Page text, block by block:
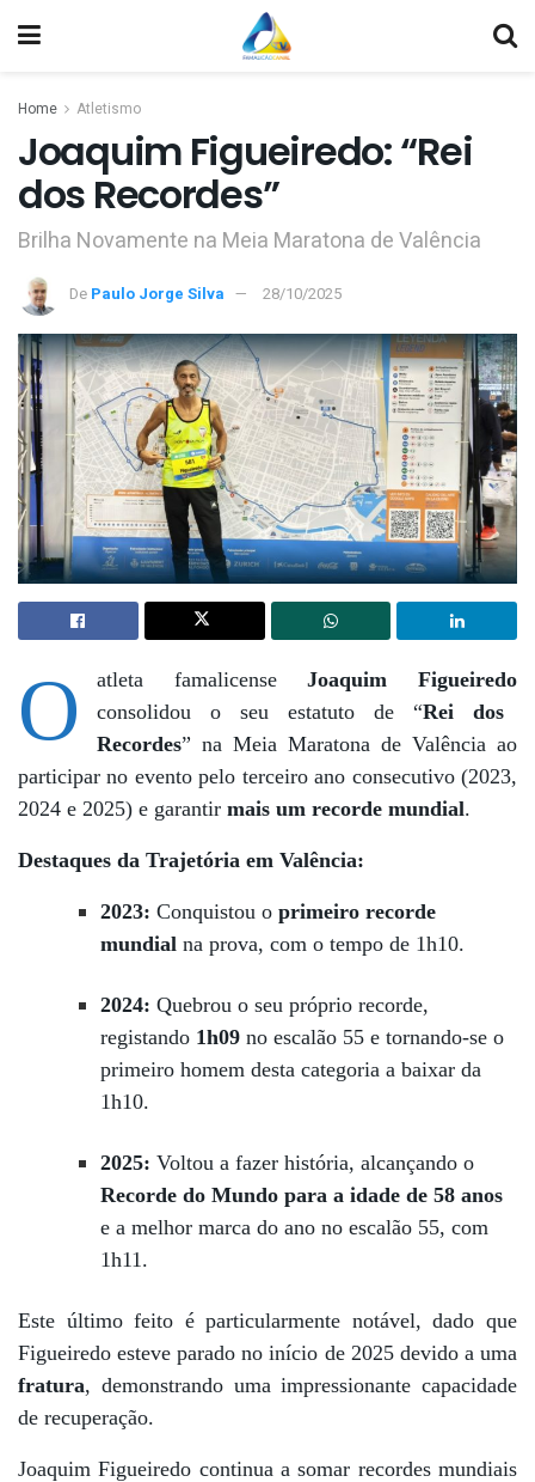
Home Atletismo
Joaquim Figueiredo: “Rei
dos Recordes”
Brilha Novamente na Meia Maratona de Valência
De Paulo Jorge Silva 28/10/2025
O atleta famalicenseJoaquim Figueiredo
consolidou o seu estatuto de “Rei dos
Recordes” na Meia Maratona de Valência ao
participar no evento pelo terceiro ano consecutivo (2023,
2024 e 2025) e garantir mais um recorde mundial.
Destaques da Trajetória em Valência:
2023: Conquistou o primeiro recorde
mundial na prova, com o tempo de 1h10.
2024: Quebrou o seu próprio recorde,
registando 1h09no escalão 55 e tornando-se o
primeiro homem desta categoria a baixar da
1h10.
2025: Voltou a fazer história, alcançando o
Recorde do Mundo para a idade de 58 anos
e a melhor marca do ano no escalão 55, com
1h11.
Este último feito é particularmente notável, dado que
Figueiredo esteve parado no início de 2025 devido a uma
fratura, demonstrando uma impressionante capacidade
de recuperação.
Joaquim Figueiredo continua a somar recordes mundiais